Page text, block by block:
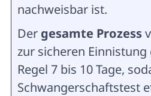
nachweisbar ist.
Der gesamte Prozess
zur sicheren
Regel 7 bis 10 Tage,
Schwangerschaftstest